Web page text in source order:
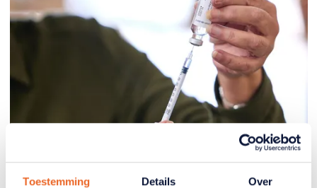
Toestemming Details Over